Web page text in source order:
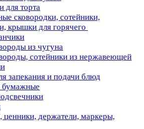
для торта
сковородки, сотейники,
крышки для горячего
из чугуна
сотейники из нержавеющей
запекания и подачи блюд
бумажные
ценники, держатели, маркеры,